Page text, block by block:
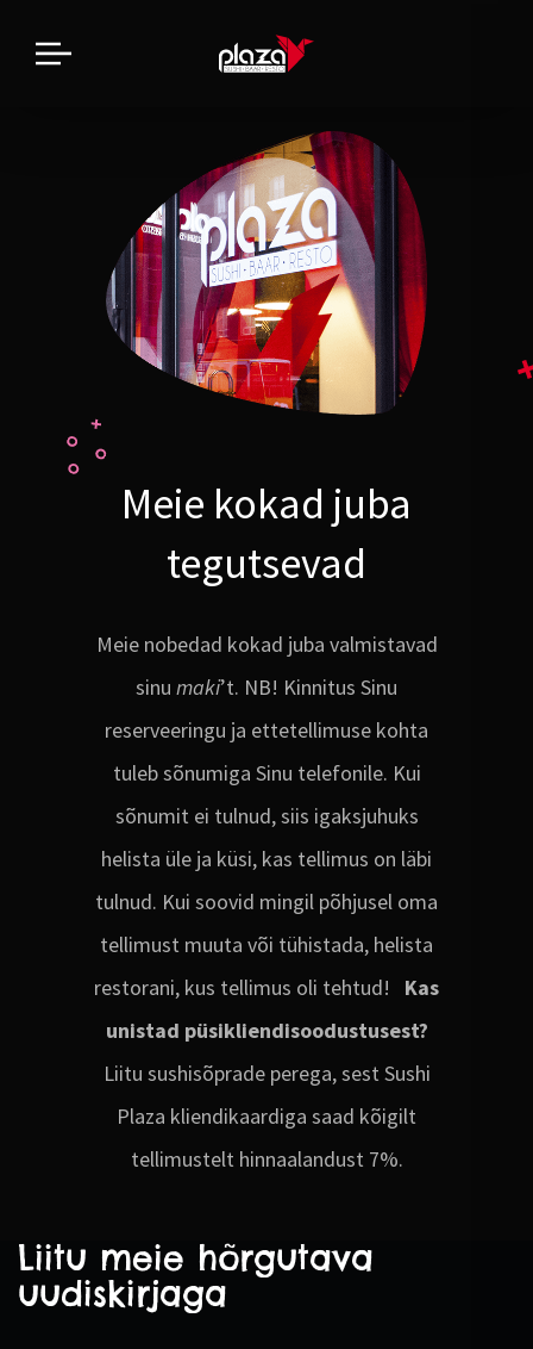
Meie kokad juba
tegutsevad
Meie nobedad kokad juba valmistavad
sinu maki’t. NB! Kinnitus Sinu
reserveeringu ja ettetellimuse kohta
tuleb sõnumiga Sinu telefonile. Kui
sõnumit ei tulnud, siis igaksjuhuks
helista üle ja küsi, kas tellimus on läbi
tulnud. Kui soovid mingil põhjusel oma
tellimust muuta või tühistada, helista
restorani, kus tellimus oli tehtud! Kas
unistad püsikliendisoodustusest?
Liitu sushisõprade perega, sest Sushi
Plaza kliendikaardiga saad kõigilt
tellimustelt hinnaalandust 7%.
Liitu meie hõrgutava
uudiskirjaga